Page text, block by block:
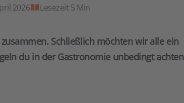
2026 Lesezeit 5 Min
Schließlich möchten wir alle ein
du in der Gastronomie unbedingt achten